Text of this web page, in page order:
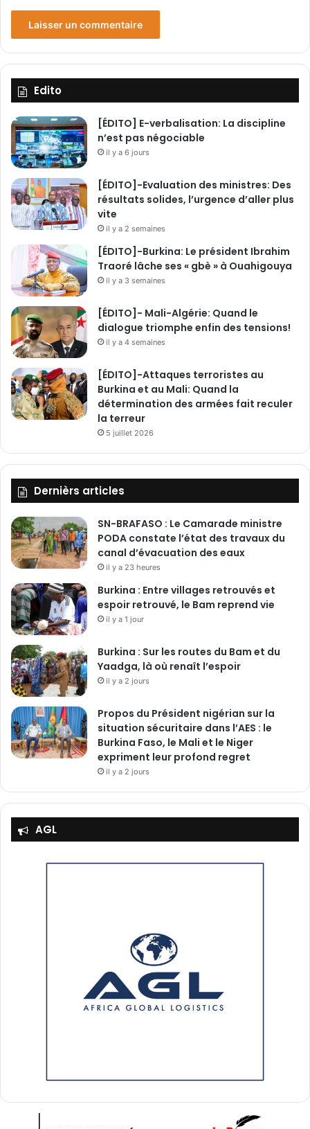
a
é
Edito
[ÉDITO] E-verbalisation: La discipline
n’est pas négociable
il y a 6 jours
[ÉDITO]-Evaluation des ministres: Des
résultats solides, l’urgence d’aller plus
vite
il y a 2 semaines
[ÉDITO]-Burkina: Le président Ibrahim
Traoré lâche ses « gbè » à Ouahigouya
il y a 3 semaines
[ÉDITO]- Mali-Algérie: Quand le
dialogue triomphe enfin des tensions!
il y a 4 semaines
[ÉDITO]-Attaques terroristes au
Burkina et au Mali: Quand la
détermination des armées fait reculer
la terreur
5 juillet 2026
Dernièrs articles
SN-BRAFASO : Le Camarade ministre
PODA constate l’état des travaux du
canal d’évacuation des eaux
il y a 23 heures
Burkina : Entre villages retrouvés et
espoir retrouvé, le Bam reprend vie
il y a 1 jour
Burkina : Sur les routes du Bam et du
Yaadga, là où renaît l’espoir
il y a 2 jours
Propos du Président nigérian sur la
situation sécuritaire dans l’AES : le
Burkina Faso, le Mali et le Niger
expriment leur profond regret
il y a 2 jours
AGL